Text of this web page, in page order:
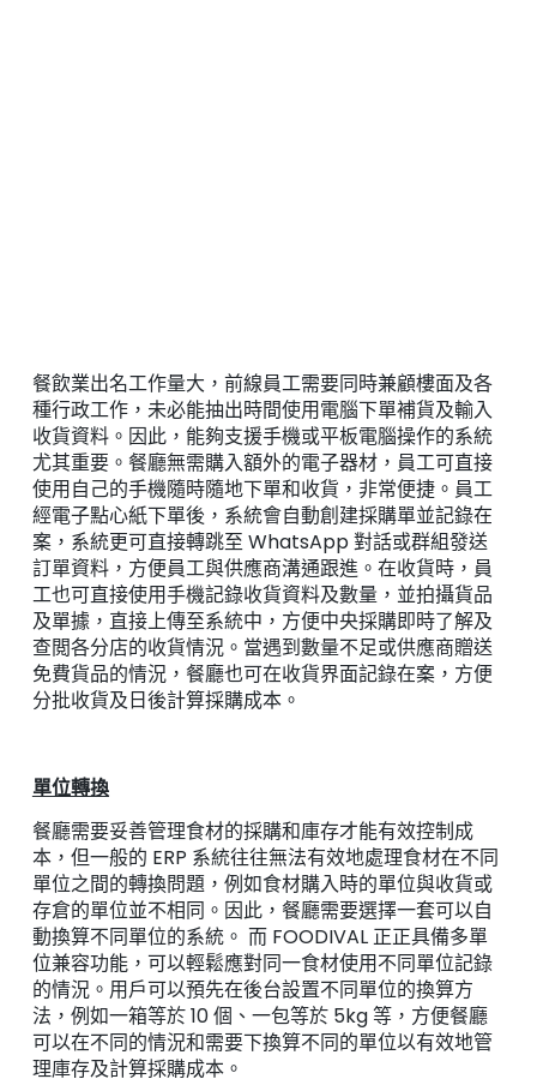
餐飲業出名工作量大，前線員工需要同時兼顧樓面及各
種行政工作，未必能抽出時間使用電腦下單補貨及輸入
收貨資料。因此，能夠支援手機或平板電腦操作的系統
尤其重要。餐廳無需購入額外的電子器材，員工可直接
使用自己的手機隨時隨地下單和收貨，非常便捷。員工
經電子點心紙下單後，系統會自動創建採購單並記錄在
案，系統更可直接轉跳至 WhatsApp 對話或群組發送
訂單資料，方便員工與供應商溝通跟進。在收貨時，員
工也可直接使用手機記錄收貨資料及數量，並拍攝貨品
及單據，直接上傳至系統中，方便中央採購即時了解及
查閲各分店的收貨情況。當遇到數量不足或供應商贈送
免費貨品的情況，餐廳也可在收貨界面記錄在案，方便
分批收貨及日後計算採購成本。
單位轉換
餐廳需要妥善管理食材的採購和庫存才能有效控制成
本，但一般的 ERP 系統往往無法有效地處理食材在不同
單位之間的轉換問題，例如食材購入時的單位與收貨或
存倉的單位並不相同。因此，餐廳需要選擇一套可以自
動換算不同單位的系統。 而 FOODIVAL 正正具備多單
位兼容功能，可以輕鬆應對同一食材使用不同單位記錄
的情況。用戶可以預先在後台設置不同單位的換算方
法，例如一箱等於 10 個、一包等於 5kg 等，方便餐廳
可以在不同的情況和需要下換算不同的單位以有效地管
理庫存及計算採購成本。